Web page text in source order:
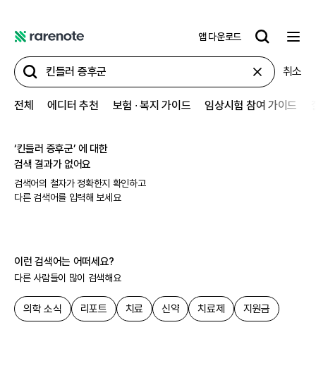
어
노
트
앱 다운로드
취소
전체 에디터 추천 보험 ∙ 복지 가이드 임상시험 참여 가이드
‘킨들러 증후군’ 에 대한
검색 결과가 없어요
검색어의 철자가 정확한지 확인하고
다른 검색어를 입력해 보세요
이런 검색어는 어떠세요?
다른 사람들이 많이 검색해요
의학 소식 리포트 치료 신약 치료제 지원금